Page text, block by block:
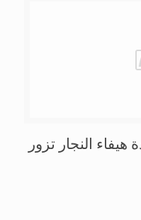
هيفاء النجار تزور